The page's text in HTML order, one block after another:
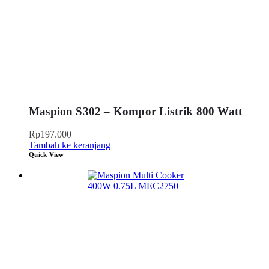
Maspion S302 – Kompor Listrik 800 Watt
Rp197.000
Tambah ke keranjang
Quick View